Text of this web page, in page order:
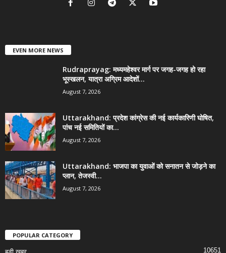
EVEN MORE NEWS
Rudraprayag: मध्यमहेश्वर मार्ग पर जगह-जगह हो रहा
भूस्खलन, यात्रा अग्रिम आदेशों...
August 7, 2026
Uttarakhand: प्रदेश कांग्रेस की नई कार्यकारिणी घोषित,
पांच नई समितियों का...
August 7, 2026
Uttarakhand: भाजपा का युवाओं को सनातन से जोड़ने का
प्लान, तेजस्वी...
August 7, 2026
POPULAR CATEGORY
10651